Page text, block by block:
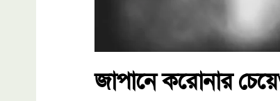
জাপানে করোনার